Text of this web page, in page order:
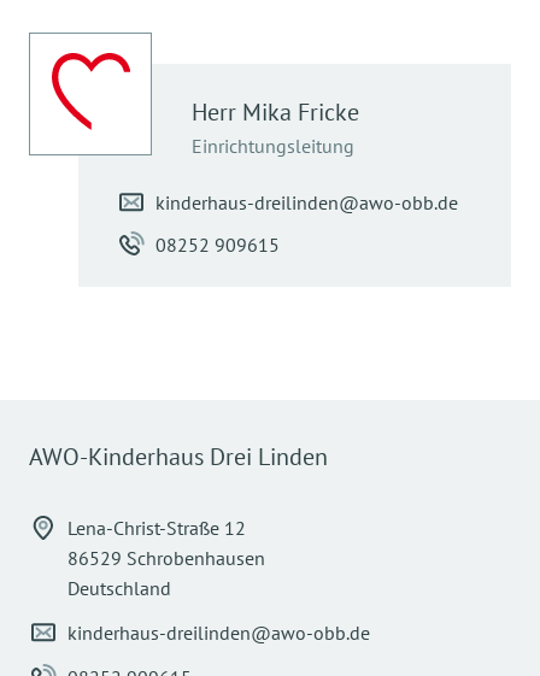
Herr Mika Fricke
Einrichtungsleitung
kinderhaus-dreilinden@awo-obb.de
08252 909615
AWO-Kinderhaus Drei Linden
Lena-Christ-Straße 12
86529 Schrobenhausen
Deutschland
kinderhaus-dreilinden@awo-obb.de